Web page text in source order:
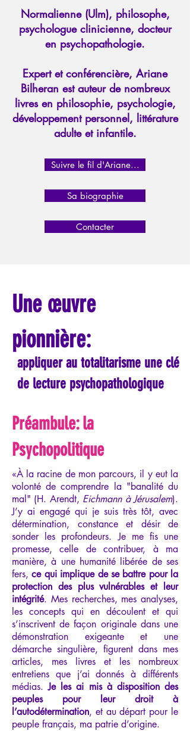
Normalienne (Ulm), philosophe,
psychologue clinicienne, docteur
en psychopathologie.
Expert et conférencière, Ariane
Bilheran est auteur de nombreux
livres en philosophie, psychologie,
développement personnel, littérature
adulte et infantile.
Suivre le fil d'Ariane...
Sa biographie
Contacter
Une œuvre
pionnière:
appliquer au totalitarisme une clé
de lecture psychopathologique
Préambule: la
Psychopolitique
«À la racine de mon parcours, il y eut la
volonté de comprendre la "banalité du
mal" (H. Arendt, Eichmann à Jérusalem).
J’y ai engagé qui je suis très tôt, avec
détermination, constance et désir de
sonder les profondeurs. Je me fis une
promesse, celle de contribuer, à ma
manière, à une humanité libérée de ses
fers,ce qui implique de se battre pour la
protection des plus vulnérables et leur
intégrité. Mes recherches, mes analyses,
les concepts qui en découlent et qui
s’inscrivent de façon originale dans une
démonstration exigeante et une
démarche singulière, figurent dans mes
articles, mes livres et les nombreux
entretiens que j’ai donnés à différents
médias.Je les ai mis à disposition des
peuples pour leur droit à
l’autodétermination, et au départ pour le
peuple français, ma patrie d’origine.